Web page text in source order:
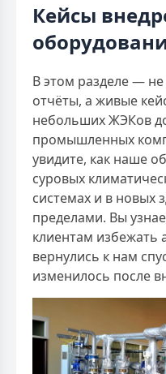
Кейсы
В этом разделе — не
отчёты, а живые
небольших ЖЭКов
промышленных
увидите, как наше
суровых
системах и в новых
пределами. Вы
клиентам избежать
вернулись к нам
изменилось после